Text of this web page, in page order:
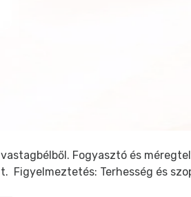
Fogyasztó és
Figyelmeztetés: Terhesség és